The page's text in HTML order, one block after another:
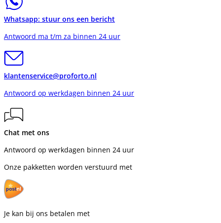
Whatsapp: stuur ons een bericht
Antwoord ma t/m za binnen 24 uur
klantenservice@proforto.nl
Antwoord op werkdagen binnen 24 uur
Chat met ons
Antwoord op werkdagen binnen 24 uur
Onze pakketten worden verstuurd met
Je kan bij ons betalen met